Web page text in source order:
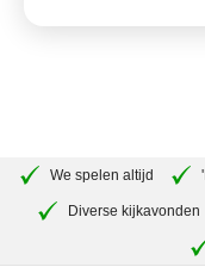
We spelen altijd
Diverse kijkavonden